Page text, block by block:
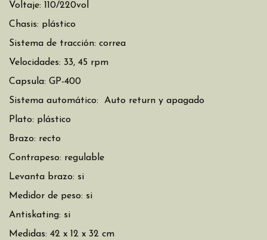
Voltaje: 110/220vol
Chasis: plástico
Sistema de tracción: correa
Velocidades: 33, 45 rpm
Capsula: GP-400
Sistema automático: Auto return y apagado
Plato: plástico
Brazo: recto
Contrapeso: regulable
Levanta brazo: si
Medidor de peso: si
Antiskating: si
Medidas: 42 x 12 x 32 cm